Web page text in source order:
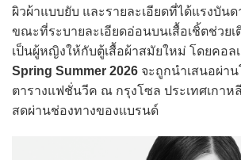
ผิวผ้าแบบยับ และรายละเอียดที่ได้แรงบัน
ขณะที่ระบายละเอียดอ่อนบนเสื้อเชิ้ตช่วย
เป็นผู้หญิงให้กับตู้เสื้อผ้าสมัยใหม่ โดยคอล
Spring Summer 2026 จะถูกนำเสนอผ่า
ตารางแฟชั่นวีค ณ กรุงโซล ประเทศเกา
สดผ่านช่องทางของแบรนด์